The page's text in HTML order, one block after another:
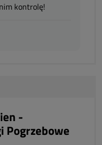
kontrolę!
-
Pogrzebowe